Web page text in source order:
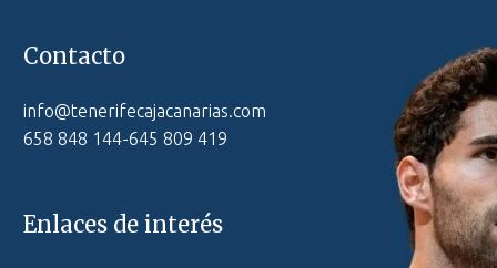
Contacto
info@tenerifecajacanarias.com
658 848 144-645 809 419
Enlaces de interés